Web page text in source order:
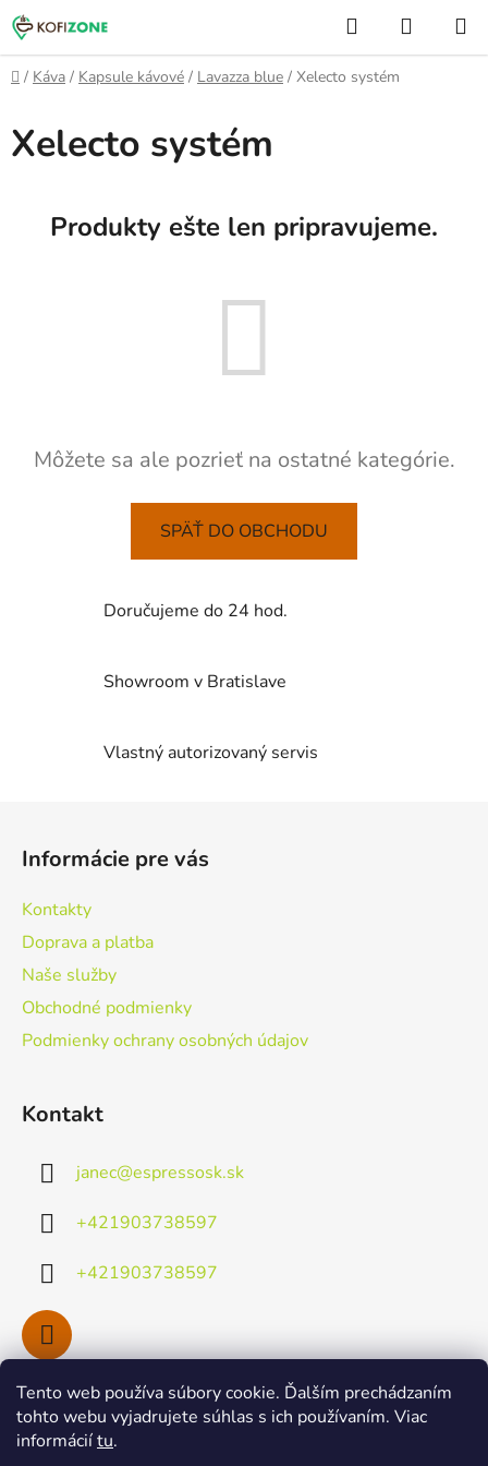
Tento web používa súbory cookie. Ďalším prechádzaním
tohto webu vyjadrujete súhlas s ich používaním. Viac
informáciítu.
Prejsť
na
obsah
Hľadať
KOŠÍK
Domov
/ Káva / Kapsule kávové / Lavazza blue / Xelecto systém
Xelecto systém
Produkty ešte len pripravujeme.
Môžete sa ale pozrieť na ostatné kategórie.
SPÄŤ DO OBCHODU
Doručujeme do 24 hod.
Showroom v Bratislave
Vlastný autorizovaný servis
Informácie pre vás
Kontakty
Doprava a platba
Naše služby
Obchodné podmienky
Podmienky ochrany osobných údajov
Kontakt
janec@espressosk.sk
+421903738597
+421903738597
Facebook